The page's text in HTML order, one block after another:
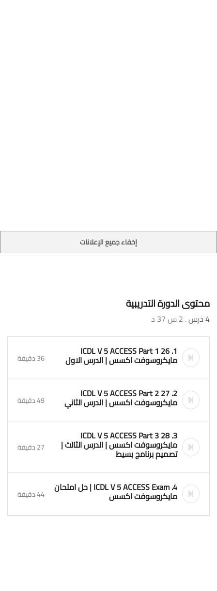
إخفاء جميع الإعلانات
محتوى الدورة التدريبية
4 درس . 2 س 37 د
1. 26 ICDL V 5 ACCESS Part 1
مايكروسوفت اكسس | الدرس الاول 36 دقيقة
2. 27 ICDL V 5 ACCESS Part 2
مايكروسوفت اكسس | الدرس الثاني 49 دقيقة
3. 28 ICDL V 5 ACCESS Part 3
مايكروسوفت اكسس | الدرس الثالث |
تصميم برنامج بسيط 27 دقيقة
4. ICDL V 5 ACCESS Exam | حل امتحان
مايكروسوفت اكسس 44 دقيقة